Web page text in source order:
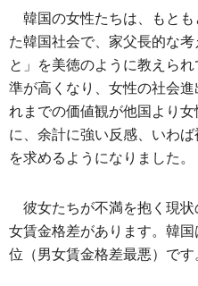
韓国の女性たちは、もと
た韓国社会で、家父長的な
と」を美徳のように教えら
準が高くなり、女性の社会
れまでの価値観が他国より
に、余計に強い反感、いわ
を求めるようになりました。
彼女たちが不満を抱く現
女賃金格差があります。韓
位（男女賃金格差最悪）です